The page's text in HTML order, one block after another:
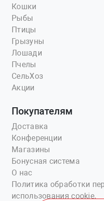
Кошки
Рыбы
Птицы
Грызуны
Лошади
Пчелы
СельХоз
Акции
Покупателям
Доставка
Конференции
Магазины
Бонусная система
О нас
Политика обработки
использования cookie.